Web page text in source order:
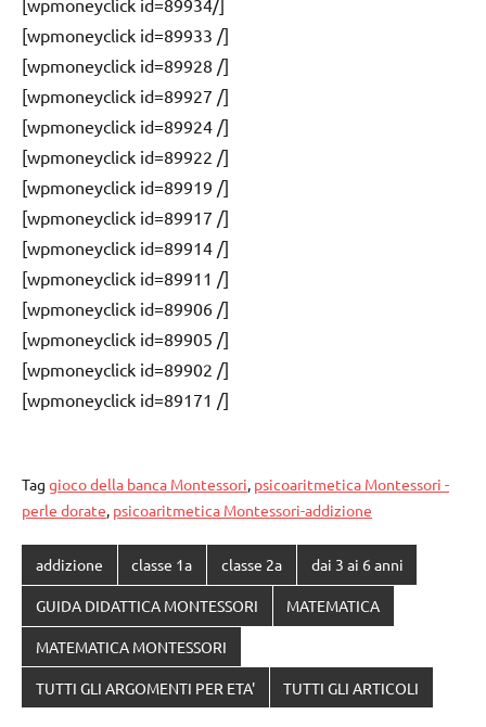
[wpmoneyclick id=89934/]
[wpmoneyclick id=89933 /]
[wpmoneyclick id=89928 /]
[wpmoneyclick id=89927 /]
[wpmoneyclick id=89924 /]
[wpmoneyclick id=89922 /]
[wpmoneyclick id=89919 /]
[wpmoneyclick id=89917 /]
[wpmoneyclick id=89914 /]
[wpmoneyclick id=89911 /]
[wpmoneyclick id=89906 /]
[wpmoneyclick id=89905 /]
[wpmoneyclick id=89902 /]
[wpmoneyclick id=89171 /]
Tag gioco della banca Montessori, psicoaritmetica Montessori -
perle dorate, psicoaritmetica Montessori-addizione
addizione classe 1a classe 2a dai 3 ai 6 anni
GUIDA DIDATTICA MONTESSORI MATEMATICA
MATEMATICA MONTESSORI
TUTTI GLI ARGOMENTI PER ETA' TUTTI GLI ARTICOLI